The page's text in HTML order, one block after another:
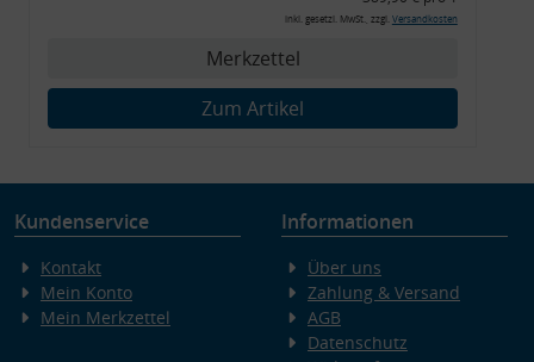
Montagewerkzeug)
inkl. gesetzl. MwSt., zzgl. Versandkosten
Merkzettel
Zum Artikel
Kundenservice
Kontakt
Mein Konto
Mein Merkzettel
Informationen
Über uns
Zahlung & Versand
AGB
Datenschutz